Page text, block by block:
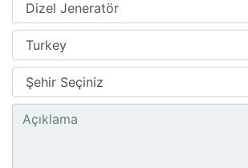
Model :C13 400 kVA
Kiralamak İstiyorum
Detay